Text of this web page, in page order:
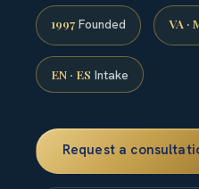
1997 Founded VA ·
EN · ES Intake
Request a